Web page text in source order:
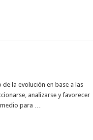
la evolución en base a las
analizarse y favorecer
medio para …